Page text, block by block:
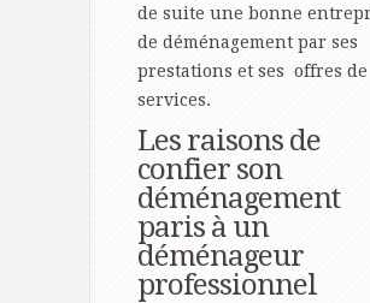
de suite une bonne
de déménagement par ses
prestations et ses offres de
services.
Les raisons de
confier son
déménagement
paris à un
déménageur
professionnel